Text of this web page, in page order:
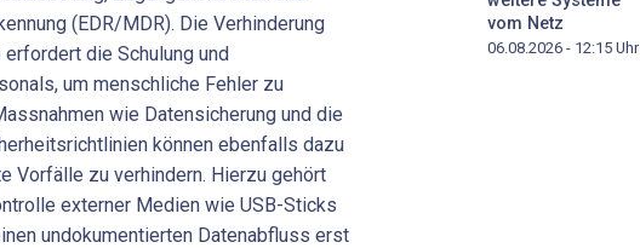
(EDR/MDR). Die Verhinderung
die Schulung und
um menschliche Fehler zu
wie Datensicherung und die
können ebenfalls dazu
Vorfälle zu verhindern. Hierzu gehört
externer Medien wie USB-Sticks
undokumentierten Datenabfluss erst
vom Netz
06.08.2026 - 12:15 Uhr